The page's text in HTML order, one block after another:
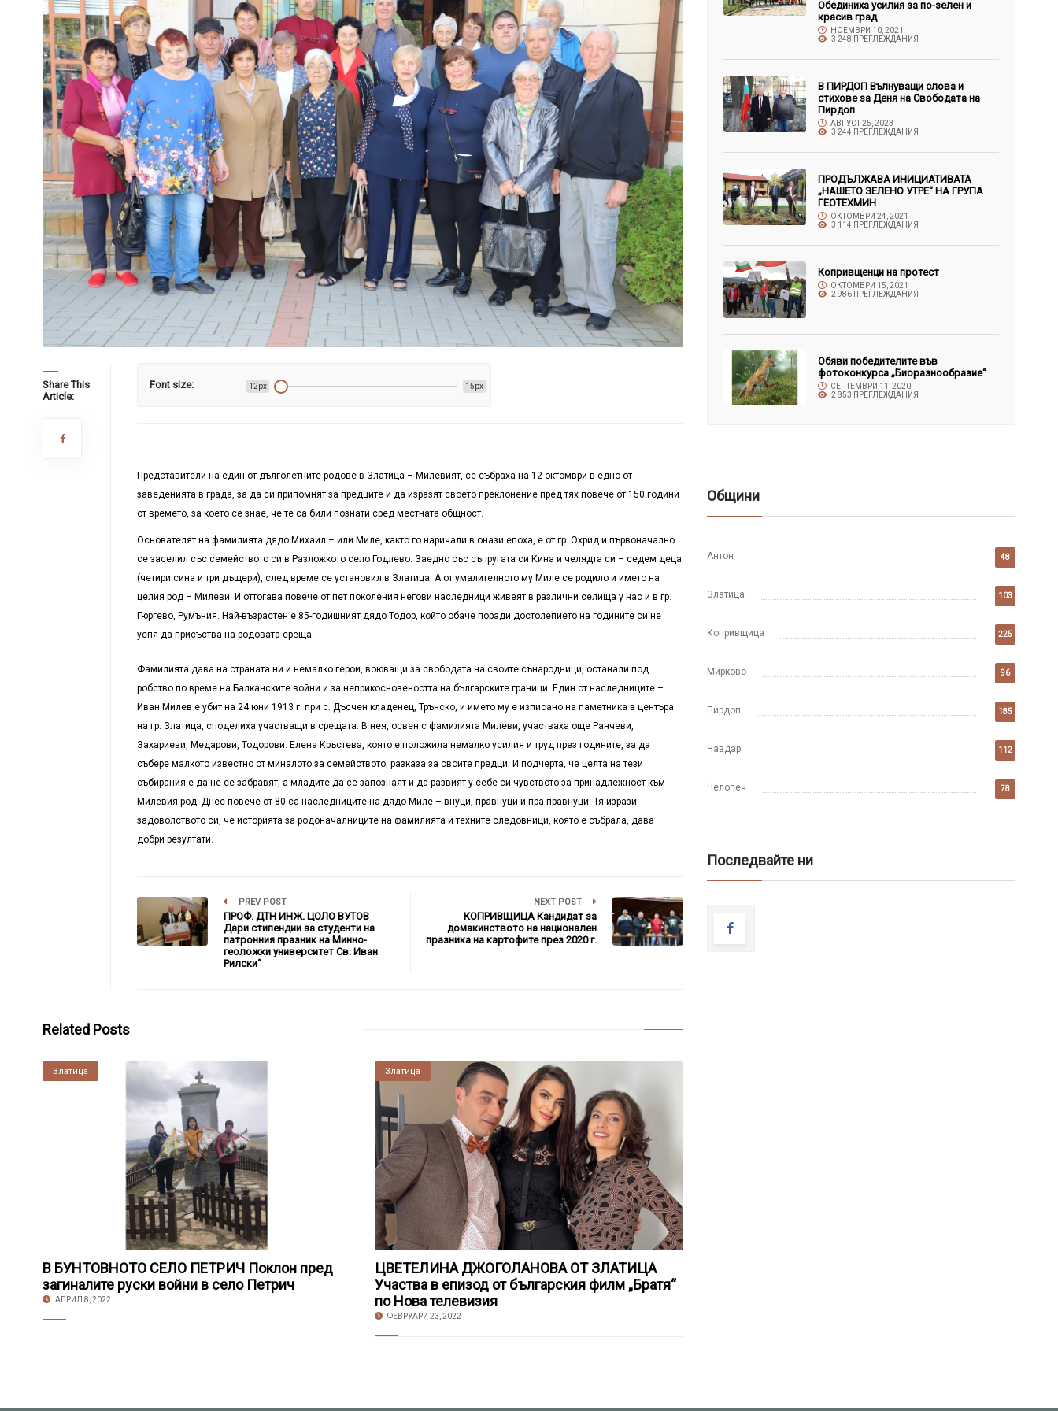
Share This
Article:
Font size: 12px 15px
Представители на един от дълголетните родове в Златица – Милевият, се събраха на 12 октомври в едно от
заведенията в града, за да си припомнят за предците и да изразят своето преклонение пред тях повече от 150 години
от времето, за което се знае, че те са били познати сред местната общност.
Основателят на фамилията дядо Михаил – или Миле, както го наричали в онази епоха, е от гр. Охрид и първоначално
се заселил със семейството си в Разложкото село Годлево. Заедно със съпругата си Кина и челядта си – седем деца
(четири сина и три дъщери), след време се установил в Златица. А от умалителното му Миле се родило и името на
целия род – Милеви. И оттогава повече от пет поколения негови наследници живеят в различни селища у нас и в гр.
Гюргево, Румъния. Най-възрастен е 85-годишният дядо Тодор, който обаче поради достолепието на годините си не
успя да присъства на родовата среща.
Фамилията дава на страната ни и немалко герои, воюващи за свободата на своите сънародници, останали под
робство по време на Балканските войни и за неприкосновеността на българските граници. Един от наследниците –
Иван Милев е убит на 24 юни 1913 г. при с. Дъсчен кладенец, Трънско, и името му е изписано на паметника в центъра
на гр. Златица, споделиха участващи в срещата. В нея, освен с фамилията Милеви, участваха още Ранчеви,
Захариеви, Медарови, Тодорови. Елена Кръстева, която е положила немалко усилия и труд през годините, за да
събере малкото известно от миналото за семейството, разказа за своите предци. И подчерта, че целта на тези
събирания е да не се забравят, а младите да се запознаят и да развият у себе си чувството за принадлежност към
Милевия род. Днес повече от 80 са наследниците на дядо Миле – внуци, правнуци и пра-правнуци. Тя изрази
задоволството си, че историята за родоначалниците на фамилията и техните следовници, която е събрала, дава
добри резултати.
PREV POST
ПРОФ. ДТН ИНЖ. ЦОЛО ВУТОВ
Дари стипендии за студенти на
патронния празник на Минно-
геоложки университет Св. Иван
Рилски“
NEXT POST
КОПРИВЩИЦА Кандидат за
домакинството на национален
празника на картофите през 2020 г.
Related Posts
Златица
В БУНТОВНОТО СЕЛО ПЕТРИЧ Поклон пред
загиналите руски войни в село Петрич
АПРИЛ 8, 2022
Златица
ЦВЕТЕЛИНА ДЖОГОЛАНОВА ОТ ЗЛАТИЦА
Участва в епизод от българския филм „Братя“
по Нова телевизия
ФЕВРУАРИ 23, 2022
Обединиха усилия за по-зелен и
красив град
НОЕМВРИ 10, 2021
3 248 ПРЕГЛЕЖДАНИЯ
В ПИРДОП Вълнуващи слова и
стихове за Деня на Свободата на
Пирдоп
АВГУСТ 25, 2023
3 244 ПРЕГЛЕЖДАНИЯ
ПРОДЪЛЖАВА ИНИЦИАТИВАТА
„НАШЕТО ЗЕЛЕНО УТРЕ“ НА ГРУПА
ГЕОТЕХМИН
ОКТОМВРИ 24, 2021
3 114 ПРЕГЛЕЖДАНИЯ
Копривщенци на протест
ОКТОМВРИ 15, 2021
2 986 ПРЕГЛЕЖДАНИЯ
Обяви победителите във
фотоконкурса „Биоразнообразие“
СЕПТЕМВРИ 11, 2020
2 853 ПРЕГЛЕЖДАНИЯ
Общини
Антон 48
Златица 103
Копривщица 225
Мирково 96
Пирдоп 185
Чавдар 112
Челопеч 78
Последвайте ни